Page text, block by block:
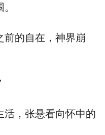
的自在，神界崩
，张悬看向怀中的